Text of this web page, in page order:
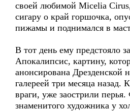
своей любимой Micelia
сигару о край горшочка,
пижамы и поднимался в
В тот день ему предстояло
Апокалипсис, картину,
анонсирована Дрезденской
галереей три месяца назад.
враги, уже заострили
знаменитого художника у